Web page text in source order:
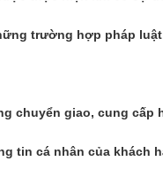
trường hợp pháp
chuyển giao, cung cấp
tin cá nhân của khách